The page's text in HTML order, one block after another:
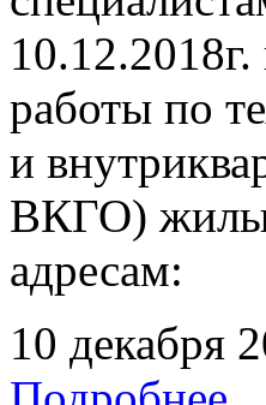
работы по
и
ВКГО)
адресам:
10 декабря